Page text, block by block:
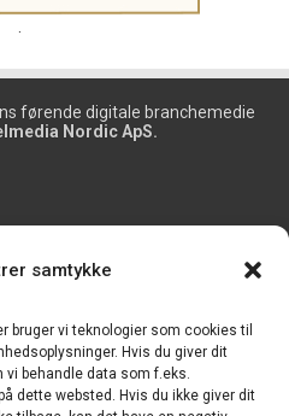
samtykke
bruger vi teknologier som cookies til
Hvis du giver dit
behandle data som f.eks.
dette websted. Hvis du ikke giver dit
førende digitale branchemedie
Nordic ApS.